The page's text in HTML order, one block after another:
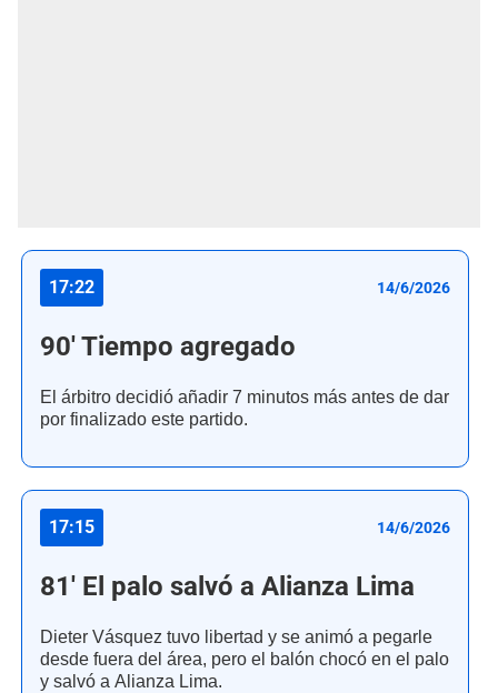
17:22 14/6/2026
90' Tiempo agregado
El árbitro decidió añadir 7 minutos más antes de dar
por finalizado este partido.
17:15 14/6/2026
81' El palo salvó a Alianza Lima
Dieter Vásquez tuvo libertad y se animó a pegarle
desde fuera del área, pero el balón chocó en el palo
y salvó a Alianza Lima.